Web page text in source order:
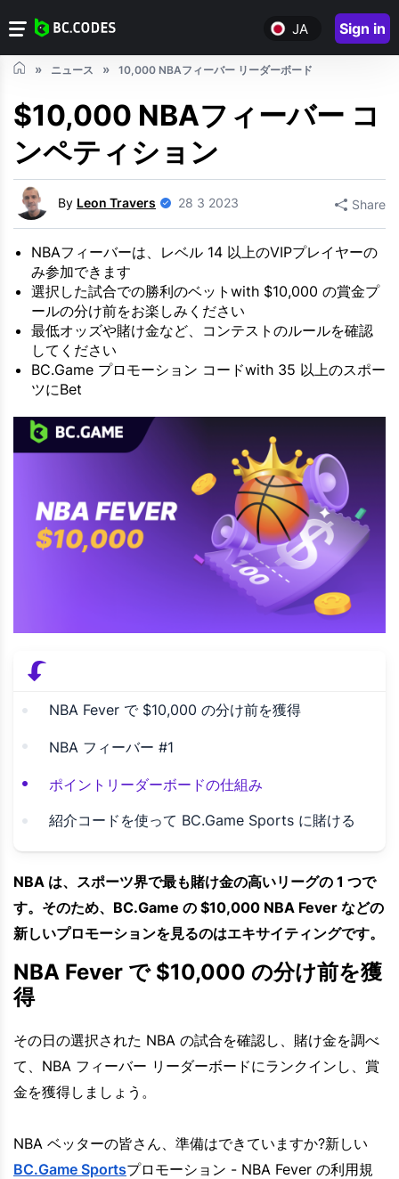
JA Sign in
ニュース 10,000 NBAフィーバー リーダーボード
$10,000 NBAフィーバー コ
ンペティション
By Leon Travers 28 3 2023 Share
NBAフィーバーは、レベル 14 以上のVIPプレイヤーの
み参加できます
選択した試合での勝利のベットwith $10,000 の賞金プ
ールの分け前をお楽しみください
最低オッズや賭け金など、コンテストのルールを確認
してください
BC.Game プロモーション コードwith 35 以上のスポー
ツにBet
NBA Fever で $10,000 の分け前を獲得
NBA フィーバー #1
ポイントリーダーボードの仕組み
紹介コードを使って BC.Game Sports に賭ける
NBA は、スポーツ界で最も賭け金の高いリーグの 1 つで
す。そのため、BC.Game の $10,000 NBA Fever などの
新しいプロモーションを見るのはエキサイティングです。
NBA Fever で $10,000 の分け前を獲
得
その日の選択された NBA の試合を確認し、賭け金を調べ
て、NBA フィーバー リーダーボードにランクインし、賞
金を獲得しましょう。
NBA ベッターの皆さん、準備はできていますか?新しい
BC.Game Sportsプロモーション - NBA Fever の利用規